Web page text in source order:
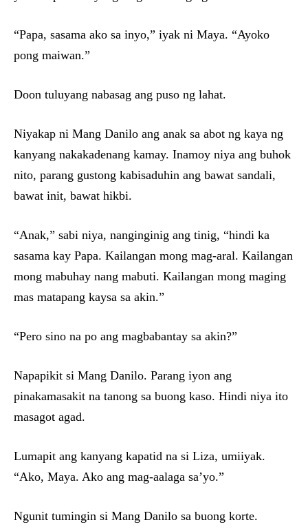
“Papa, sasama ako sa inyo,” iyak ni Maya. “Ayoko
pong maiwan.”
Doon tuluyang nabasag ang puso ng lahat.
Niyakap ni Mang Danilo ang anak sa abot ng kaya ng
kanyang nakakadenang kamay. Inamoy niya ang buhok
nito, parang gustong kabisaduhin ang bawat sandali,
bawat init, bawat hikbi.
“Anak,” sabi niya, nanginginig ang tinig, “hindi ka
sasama kay Papa. Kailangan mong mag-aral. Kailangan
mong mabuhay nang mabuti. Kailangan mong maging
mas matapang kaysa sa akin.”
“Pero sino na po ang magbabantay sa akin?”
Napapikit si Mang Danilo. Parang iyon ang
pinakamasakit na tanong sa buong kaso. Hindi niya ito
masagot agad.
Lumapit ang kanyang kapatid na si Liza, umiiyak.
“Ako, Maya. Ako ang mag-aalaga sa’yo.”
Ngunit tumingin si Mang Danilo sa buong korte.